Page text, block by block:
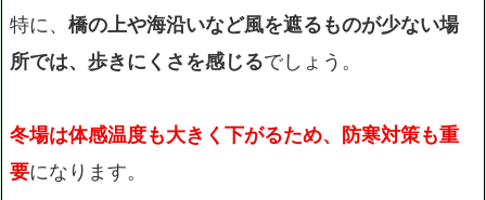
特に、 橋の上や海沿いなど風を遮るものが少ない場
所では、歩きにくさを感じるでしょう。
冬場は体感温度も大きく下がるため、防寒対策も重
要になります。